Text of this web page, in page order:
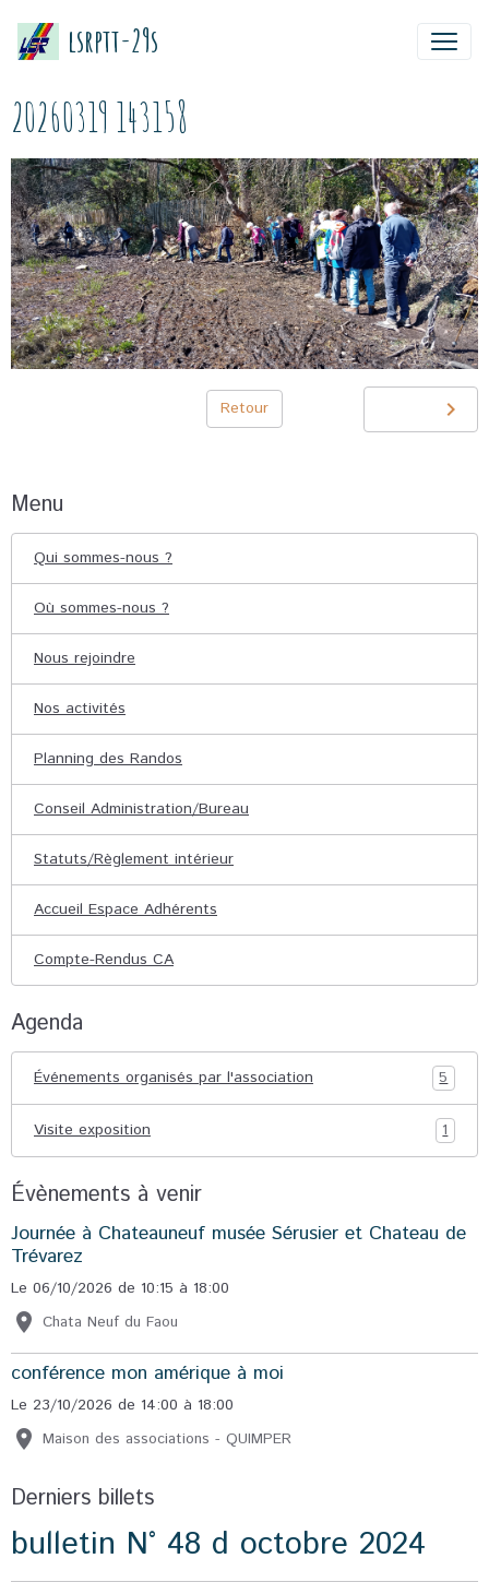
lsrptt-29s
20260319 143158
Retour
Menu
Qui sommes-nous ?
Où sommes-nous ?
Nous rejoindre
Nos activités
Planning des Randos
Conseil Administration/Bureau
Statuts/Règlement intérieur
Accueil Espace Adhérents
Compte-Rendus CA
Agenda
Événements organisés par l'association 5
Visite exposition 1
Évènements à venir
Journée à Chateauneuf musée Sérusier et Chateau de
Trévarez
Le 06/10/2026 de 10:15 à 18:00
Chata Neuf du Faou
conférence mon amérique à moi
Le 23/10/2026 de 14:00 à 18:00
Maison des associations - QUIMPER
Derniers billets
bulletin N° 48 d octobre 2024